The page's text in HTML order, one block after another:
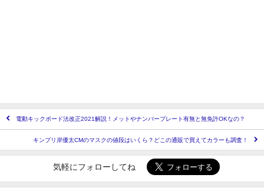
電動キックボード法改正2021解説！メットやナンバープレート有無と無免許OKなの？
キンプリ岸優太CMのマスクの値段はいくら？どこの通販で買えてカラーも調査！
気軽にフォローしてね